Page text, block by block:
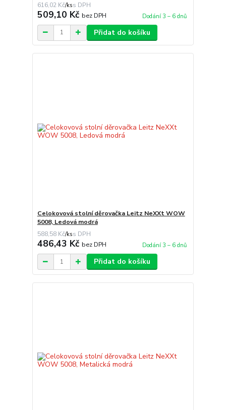
616,02 Kč/ks
509,10 Kč bez DPH Dodání 3 – 6 dnů
Přidat do košíku
Celokovová stolní děrovačka Leitz NeXXt WOW
5008, Ledová modrá
588,58 Kč/ks
486,43 Kč bez DPH Dodání 3 – 6 dnů
Přidat do košíku